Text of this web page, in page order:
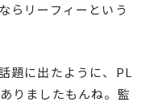
らリーフィーという
題に出たように、PL
りましたもんね。監